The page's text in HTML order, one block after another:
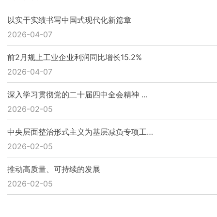
以实干实绩书写中国式现代化新篇章
2026-04-07
前2月规上工业企业利润同比增长15.2%
2026-04-07
深入学习贯彻党的二十届四中全会精神 …
2026-02-05
中央层面整治形式主义为基层减负专项工…
2026-02-05
推动高质量、可持续的发展
2026-02-05